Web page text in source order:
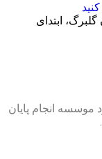
ابتدای
انجام پایان